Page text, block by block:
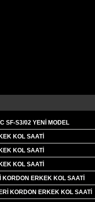
SF-S3/02 YENİ MODEL
KOL SAATİ
KOL SAATİ
KOL SAATİ
ERKEK KOL SAATİ
KORDON ERKEK KOL SAATİ